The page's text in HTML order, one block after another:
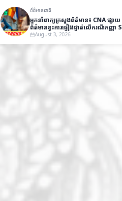
ព័ត៌មានជាតិ
អ្នកនាំពាក្យក្រសួងព័ត៌មាន៖ CNA ផ្សាយ
ព័ត៌មានខ្វះការផ្ទៀងផ្ទាត់លើករណីកញ្ញា
Aishah បង្កឱ្យមានការយល់ច្រឡំ និងប៉ះ
August 3, 2026